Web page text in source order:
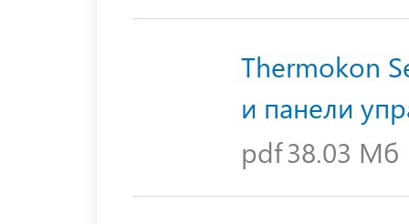
Thermokon
и панели
pdf38.03 Мб